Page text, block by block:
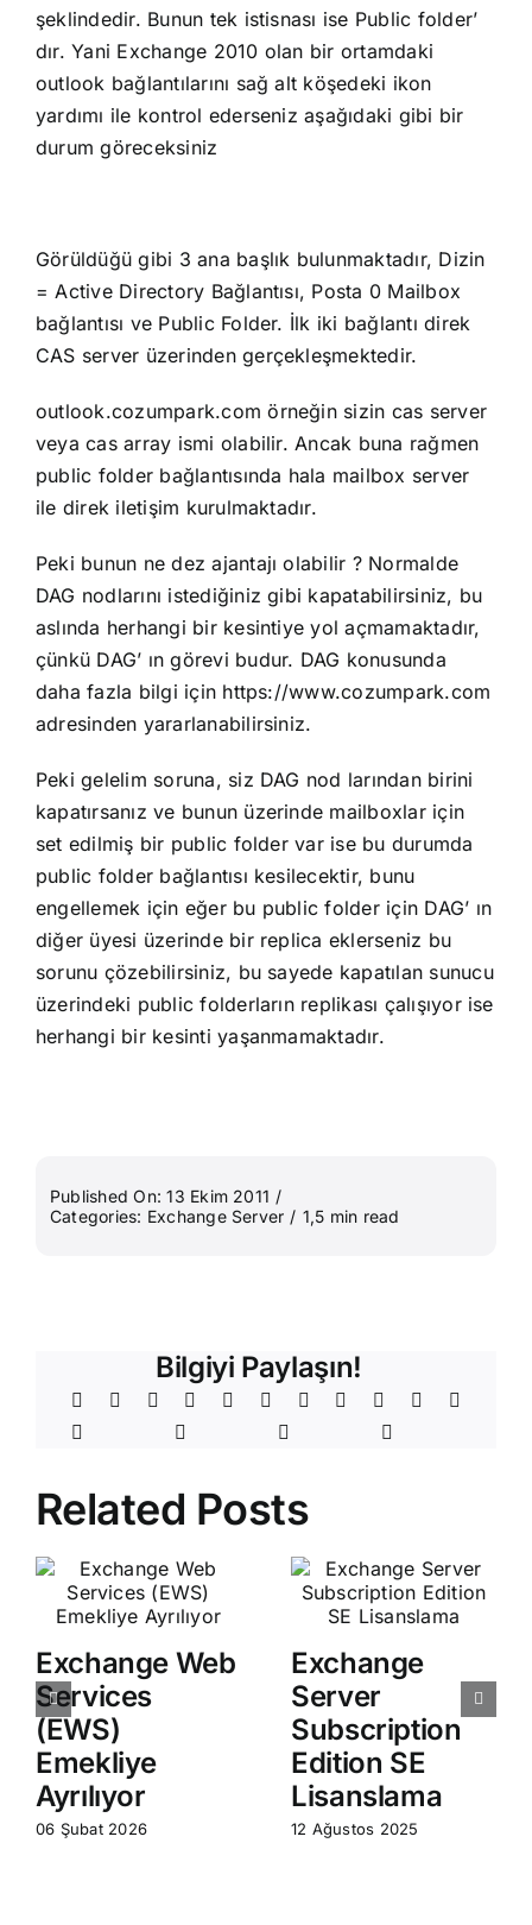
şeklindedir. Bunun tek istisnası ise Public folder’
dır. Yani Exchange 2010 olan bir ortamdaki
outlook bağlantılarını sağ alt köşedeki ikon
yardımı ile kontrol ederseniz aşağıdaki gibi bir
durum göreceksiniz
Görüldüğü gibi 3 ana başlık bulunmaktadır, Dizin
= Active Directory Bağlantısı, Posta 0 Mailbox
bağlantısı ve Public Folder. İlk iki bağlantı direk
CAS server üzerinden gerçekleşmektedir.
outlook.cozumpark.com örneğin sizin cas server
veya cas array ismi olabilir. Ancak buna rağmen
public folder bağlantısında hala mailbox server
ile direk iletişim kurulmaktadır.
Peki bunun ne dez ajantajı olabilir ? Normalde
DAG nodlarını istediğiniz gibi kapatabilirsiniz, bu
aslında herhangi bir kesintiye yol açmamaktadır,
çünkü DAG’ ın görevi budur. DAG konusunda
daha fazla bilgi için https://www.cozumpark.com
adresinden yararlanabilirsiniz.
Peki gelelim soruna, siz DAG nod larından birini
kapatırsanız ve bunun üzerinde mailboxlar için
set edilmiş bir public folder var ise bu durumda
public folder bağlantısı kesilecektir, bunu
engellemek için eğer bu public folder için DAG’ ın
diğer üyesi üzerinde bir replica eklerseniz bu
sorunu çözebilirsiniz, bu sayede kapatılan sunucu
üzerindeki public folderların replikası çalışıyor ise
herhangi bir kesinti yaşanmamaktadır.
Published On: 13 Ekim 2011 /
Categories: Exchange Server / 1,5 min read
Bilgiyi Paylaşın!
Related Posts
Exchange Web
Services
(EWS)
Emekliye
Ayrılıyor
06 Şubat 2026
Exchange
Server
Subscription
Edition SE
Lisanslama
12 Ağustos 2025